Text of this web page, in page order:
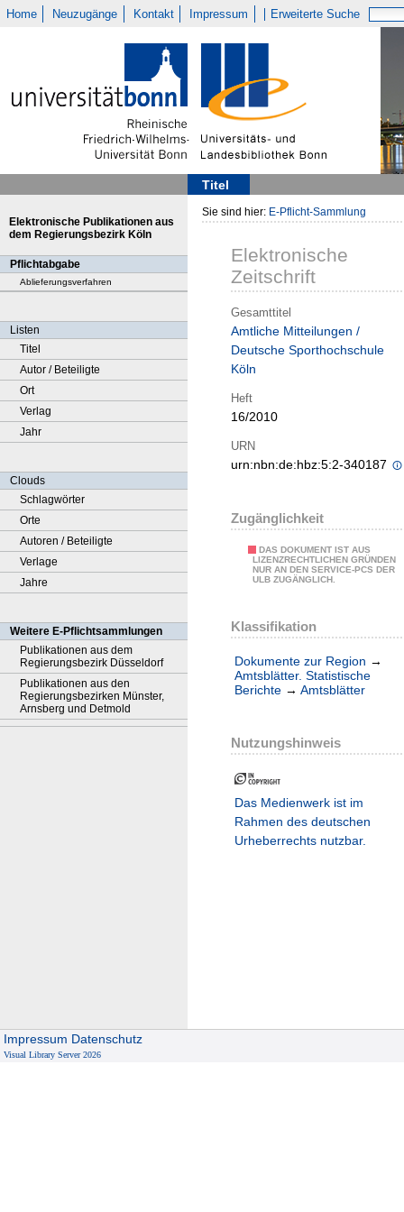
Home Neuzugänge Kontakt Impressum Erweiterte Suche
Titel
Elektronische Publikationen aus
dem Regierungsbezirk Köln
Pflichtabgabe
Ablieferungsverfahren
Listen
Titel
Autor / Beteiligte
Ort
Verlag
Jahr
Clouds
Schlagwörter
Orte
Autoren / Beteiligte
Verlage
Jahre
Weitere E-Pflichtsammlungen
Publikationen aus dem
Regierungsbezirk Düsseldorf
Publikationen aus den
Regierungsbezirken Münster,
Arnsberg und Detmold
Sie sind hier: E-Pflicht-Sammlung
Elektronische
Zeitschrift
Gesamttitel
Amtliche Mitteilungen /
Deutsche Sporthochschule
Köln
Heft
16/2010
URN
urn:nbn:de:hbz:5:2-340187
Zugänglichkeit
DAS DOKUMENT IST AUS
LIZENZRECHTLICHEN GRÜNDEN
NUR AN DEN SERVICE-PCS DER
ULB ZUGÄNGLICH.
Klassifikation
Dokumente zur Region →
Amtsblätter. Statistische
Berichte → Amtsblätter
Nutzungshinweis
Das Medienwerk ist im
Rahmen des deutschen
Urheberrechts nutzbar.
Impressum Datenschutz
Visual Library Server 2026